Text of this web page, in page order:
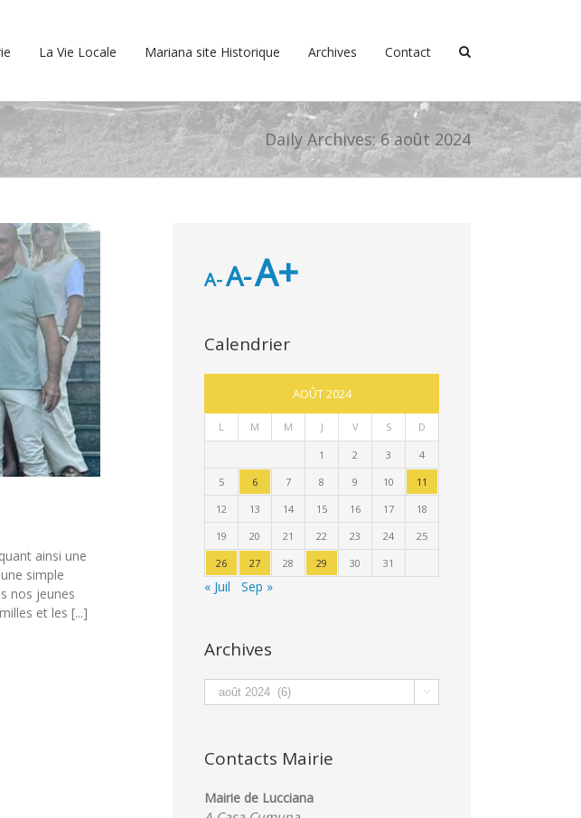
La Vie Locale Mariana site Historique Archives Contact
Daily Archives:6 août 2024
ainsi une
simple
nos jeunes
et les [...]
A-A-A+
Calendrier
AOÛT 2024
L M M J V S D
1 2 3
4
5
6 7 8 9 10
11
12
13 14 15 16 17
18
19
20 21 22 23 24
25
26
27 28 29 30 31
« Juil Sep »
Archives
Archives 
Contacts Mairie
Mairie de Lucciana